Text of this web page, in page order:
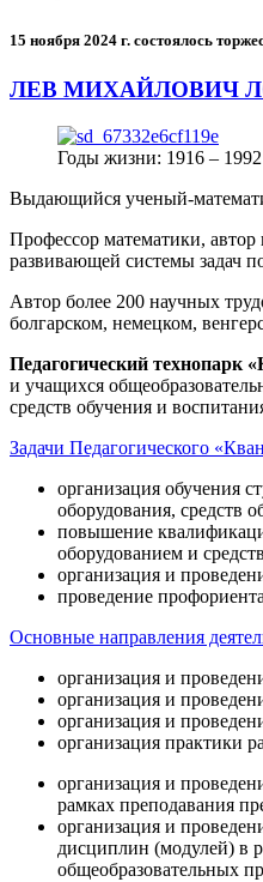
15 ноября 2024 г. состоялось
ЛЕВ МИХАЙЛОВИЧ
Годы жизни: 1916 – 1992
Выдающийся ученый-
Профессор математики,
развивающей системы задач
Автор более 200 научных
болгарском, немецком,
Педагогический технопарк
и учащихся
средств обучения и
Задачи Педагогического
организация обучения
оборудования, средств
повышение
оборудованием и
организация и
проведение
Основные направления
организация и
организация и
организация и
организация практики
организация и
рамках преподавания
организация и
дисциплин (модулей) в
общеобразовательных